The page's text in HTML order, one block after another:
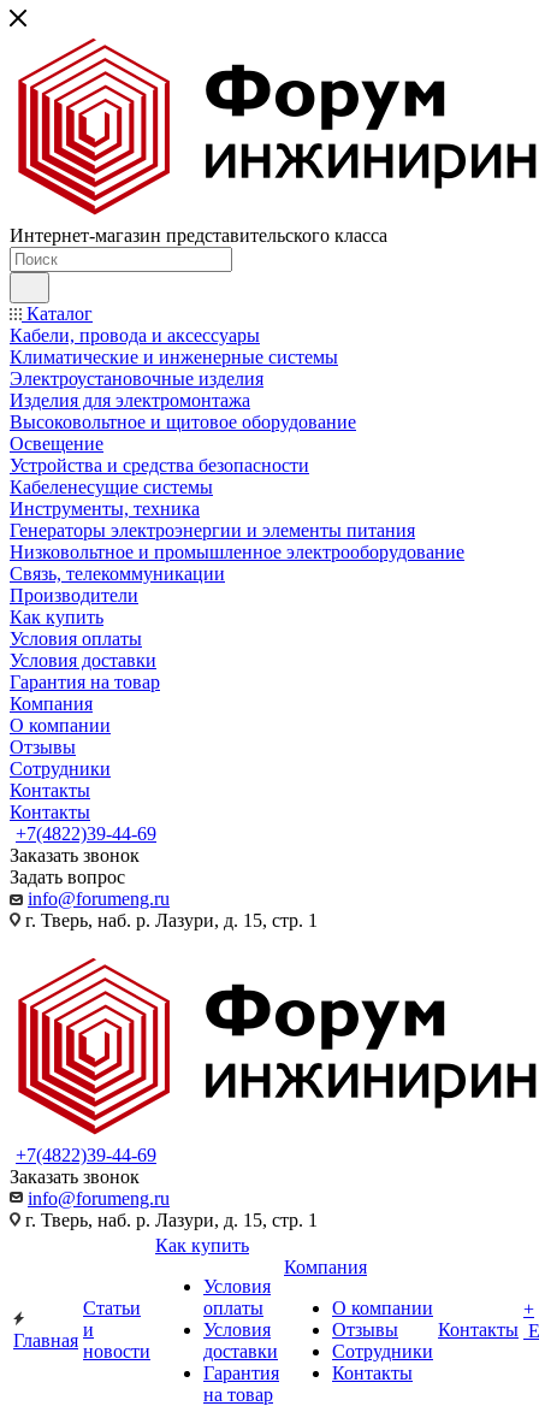
Интернет-магазин представительского класса
Каталог
Кабели, провода и аксессуары
Климатические и инженерные системы
Электроустановочные изделия
Изделия для электромонтажа
Высоковольтное и щитовое оборудование
Освещение
Устройства и средства безопасности
Кабеленесущие системы
Инструменты, техника
Генераторы электроэнергии и элементы питания
Низковольтное и промышленное электрооборудование
Связь, телекоммуникации
Производители
Как купить
Условия оплаты
Условия доставки
Гарантия на товар
Компания
О компании
Отзывы
Сотрудники
Контакты
Контакты
+7(4822)39-44-69
Заказать звонок
Задать вопрос
info@forumeng.ru
г. Тверь, наб. р. Лазури, д. 15, стр. 1
+7(4822)39-44-69
Заказать звонок
info@forumeng.ru
г. Тверь, наб. р. Лазури, д. 15, стр. 1
Главная
Статьи
и
новости
Как купить
Условия
оплаты
Условия
доставки
Гарантия
на товар
Компания
О компании
Отзывы
Сотрудники
Контакты
Контакты
+